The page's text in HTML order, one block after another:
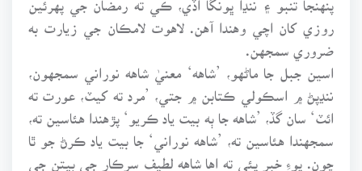
روزي کان اچي وهندا آهن. لاهوت لامڪان جي زيارت به
اسين جبل جا ماڻهو، ’شاهه‘ معنيٰ شاهه نوراني سمجهون،
ننڍپڻ ۾ اسڪولي ڪتابن ۾ جتي، ’مرد ته کيٽ، عورت ته
ائٽ‘ سان گڏ، ’شاهه جا ٻه بيت ياد ڪريو‘ پڙهندا هئاسين ته،
سمجهندا هئاسين ته، ’شاهه نوراني‘ جا بيت ياد ڪرڻ جو ٿا
چون. پوءِ خبر پئي ته اها شاهه لطيف سرڪار جي بيتن جي